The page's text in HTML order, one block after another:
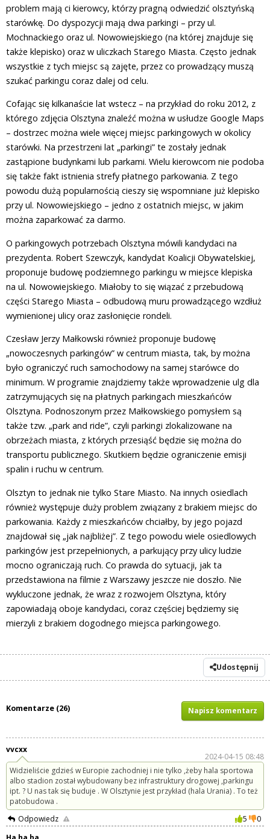
problem mają ci kierowcy, którzy pragną odwiedzić olsztyńską
starówkę. Do dyspozycji mają dwa parkingi – przy ul.
Mochnackiego oraz ul. Nowowiejskiego (na której znajduje się
także klepisko) oraz w uliczkach Starego Miasta. Często jednak
wszystkie z tych miejsc są zajęte, przez co prowadzący muszą
szukać parkingu coraz dalej od celu.
Cofając się kilkanaście lat wstecz – na przykład do roku 2012, z
którego zdjęcia Olsztyna znaleźć można w usłudze Google Maps
– dostrzec można wiele więcej miejsc parkingowych w okolicy
starówki. Na przestrzeni lat „parkingi” te zostały jednak
zastąpione budynkami lub parkami. Wielu kierowcom nie podoba
się także fakt istnienia strefy płatnego parkowania. Z tego
powodu dużą popularnością cieszy się wspomniane już klepisko
przy ul. Nowowiejskiego – jedno z ostatnich miejsc, w jakim
można zaparkować za darmo.
O parkingowych potrzebach Olsztyna mówili kandydaci na
prezydenta. Robert Szewczyk, kandydat Koalicji Obywatelskiej,
proponuje budowę podziemnego parkingu w miejsce klepiska
na ul. Nowowiejskiego. Miałoby to się wiązać z przebudową
części Starego Miasta – odbudową muru prowadzącego wzdłuż
wymienionej ulicy oraz zasłonięcie rondeli.
Czesław Jerzy Małkowski również proponuje budowę
„nowoczesnych parkingów” w centrum miasta, tak, by można
było ograniczyć ruch samochodowy na samej starówce do
minimum. W programie znajdziemy także wprowadzenie ulg dla
zatrzymujących się na płatnych parkingach mieszkańców
Olsztyna. Podnoszonym przez Małkowskiego pomysłem są
także tzw. „park and ride”, czyli parkingi zlokalizowane na
obrzeżach miasta, z których przesiąść będzie się można do
transportu publicznego. Skutkiem będzie ograniczenie emisji
spalin i ruchu w centrum.
Olsztyn to jednak nie tylko Stare Miasto. Na innych osiedlach
również występuje duży problem związany z brakiem miejsc do
parkowania. Każdy z mieszkańców chciałby, by jego pojazd
znajdował się „jak najbliżej”. Z tego powodu wiele osiedlowych
parkingów jest przepełnionych, a parkujący przy ulicy ludzie
mocno ograniczają ruch. Co prawda do sytuacji, jak ta
przedstawiona na filmie z Warszawy jeszcze nie doszło. Nie
wykluczone jednak, że wraz z rozwojem Olsztyna, który
zapowiadają oboje kandydaci, coraz częściej będziemy się
mierzyli z brakiem dogodnego miejsca parkingowego.
Udostępnij
Komentarze (26) Napisz komentarz
vvcxx
2024-04-15 08:48
Widzieliście gdzieś w Europie zachodniej i nie tylko ,żeby hala sportowa
albo stadion został wybudowany bez infrastruktury drogowej ,parkingu
ipt. ? U nas tak się buduje . W Olsztynie jest przykład (hala Urania) . To też
patobudowa .
Odpowiedz
5
0